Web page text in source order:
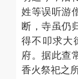
姓等误听游
断，寺虽仍
得不叩求大
府。据此查
香火祭祀之所